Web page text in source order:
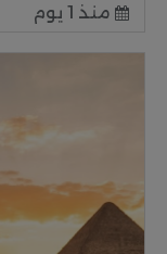
منذ 1 يوم